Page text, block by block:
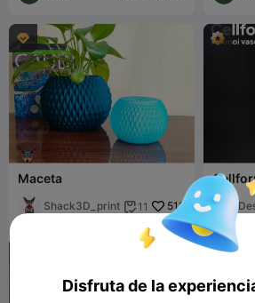

Maceta
Shack3D_print  11 513
Disfruta de la